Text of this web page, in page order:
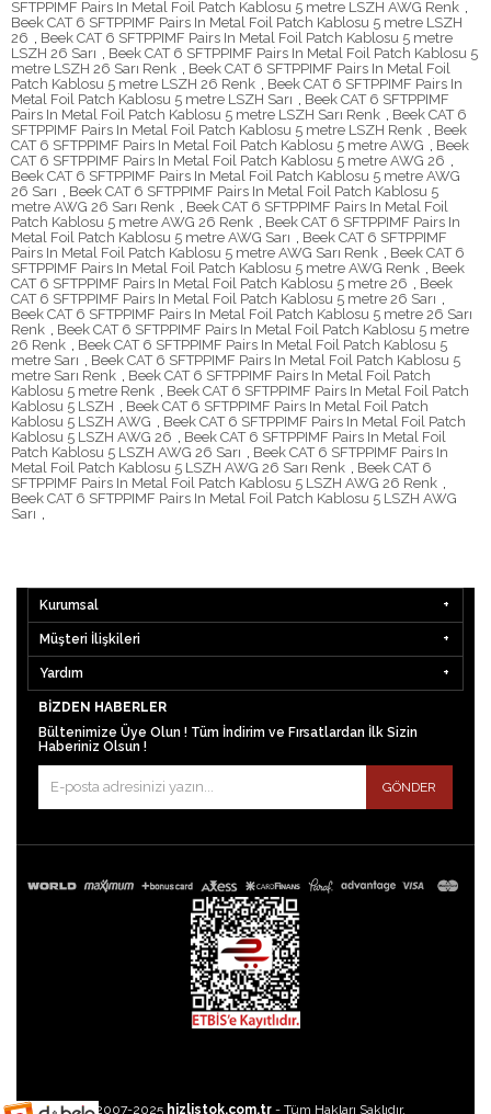
SFTPPIMF Pairs In Metal Foil Patch Kablosu 5 metre LSZH AWG Renk
Beek CAT 6 SFTPPIMF Pairs In Metal Foil Patch Kablosu 5 metre LSZH
26
Beek CAT 6 SFTPPIMF Pairs In Metal Foil Patch Kablosu 5 metre
LSZH 26 Sarı
Beek CAT 6 SFTPPIMF Pairs In Metal Foil Patch Kablosu 5
metre LSZH 26 Sarı Renk
Beek CAT 6 SFTPPIMF Pairs In Metal Foil
Patch Kablosu 5 metre LSZH 26 Renk
Beek CAT 6 SFTPPIMF Pairs In
Metal Foil Patch Kablosu 5 metre LSZH Sarı
Beek CAT 6 SFTPPIMF
Pairs In Metal Foil Patch Kablosu 5 metre LSZH Sarı Renk
Beek CAT 6
SFTPPIMF Pairs In Metal Foil Patch Kablosu 5 metre LSZH Renk
Beek
CAT 6 SFTPPIMF Pairs In Metal Foil Patch Kablosu 5 metre AWG
Beek
CAT 6 SFTPPIMF Pairs In Metal Foil Patch Kablosu 5 metre AWG 26
Beek CAT 6 SFTPPIMF Pairs In Metal Foil Patch Kablosu 5 metre AWG
26 Sarı
Beek CAT 6 SFTPPIMF Pairs In Metal Foil Patch Kablosu 5
metre AWG 26 Sarı Renk
Beek CAT 6 SFTPPIMF Pairs In Metal Foil
Patch Kablosu 5 metre AWG 26 Renk
Beek CAT 6 SFTPPIMF Pairs In
Metal Foil Patch Kablosu 5 metre AWG Sarı
Beek CAT 6 SFTPPIMF
Pairs In Metal Foil Patch Kablosu 5 metre AWG Sarı Renk
Beek CAT 6
SFTPPIMF Pairs In Metal Foil Patch Kablosu 5 metre AWG Renk
Beek
CAT 6 SFTPPIMF Pairs In Metal Foil Patch Kablosu 5 metre 26
Beek
CAT 6 SFTPPIMF Pairs In Metal Foil Patch Kablosu 5 metre 26 Sarı
Beek CAT 6 SFTPPIMF Pairs In Metal Foil Patch Kablosu 5 metre 26 Sarı
Renk
Beek CAT 6 SFTPPIMF Pairs In Metal Foil Patch Kablosu 5 metre
26 Renk
Beek CAT 6 SFTPPIMF Pairs In Metal Foil Patch Kablosu 5
metre Sarı
Beek CAT 6 SFTPPIMF Pairs In Metal Foil Patch Kablosu 5
metre Sarı Renk
Beek CAT 6 SFTPPIMF Pairs In Metal Foil Patch
Kablosu 5 metre Renk
Beek CAT 6 SFTPPIMF Pairs In Metal Foil Patch
Kablosu 5 LSZH
Beek CAT 6 SFTPPIMF Pairs In Metal Foil Patch
Kablosu 5 LSZH AWG
Beek CAT 6 SFTPPIMF Pairs In Metal Foil Patch
Kablosu 5 LSZH AWG 26
Beek CAT 6 SFTPPIMF Pairs In Metal Foil
Patch Kablosu 5 LSZH AWG 26 Sarı
Beek CAT 6 SFTPPIMF Pairs In
Metal Foil Patch Kablosu 5 LSZH AWG 26 Sarı Renk
Beek CAT 6
SFTPPIMF Pairs In Metal Foil Patch Kablosu 5 LSZH AWG 26 Renk
Beek CAT 6 SFTPPIMF Pairs In Metal Foil Patch Kablosu 5 LSZH AWG
Sarı
Kurumsal
Müşteri İlişkileri
Yardım
BIZDEN HABERLER
Bültenimize Üye Olun ! Tüm İndirim ve Fırsatlardan İlk Sizin
Haberiniz Olsun !
GÖNDER
©2007-2025 hizlistok.com.tr - Tüm Hakları Saklıdır.